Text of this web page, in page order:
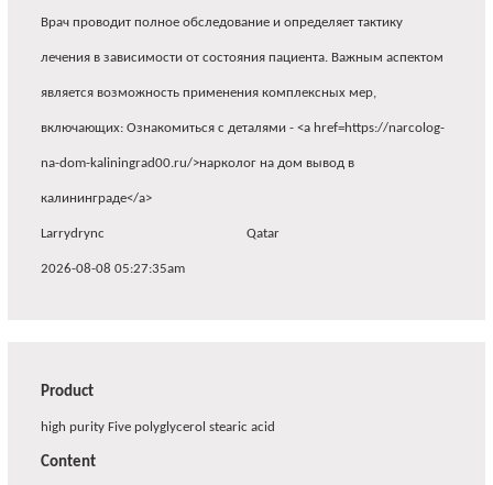
Врач проводит полное обследование и определяет тактику
лечения в зависимости от состояния пациента. Важным аспектом
является возможность применения комплексных мер,
включающих: Ознакомиться с деталями - <a href=https://narcolog-
na-dom-kaliningrad00.ru/>нарколог на дом вывод в
калининграде</a>
Larrydrync Qatar
2026-08-08 05:27:35am
Product
high purity Five polyglycerol stearic acid
Content